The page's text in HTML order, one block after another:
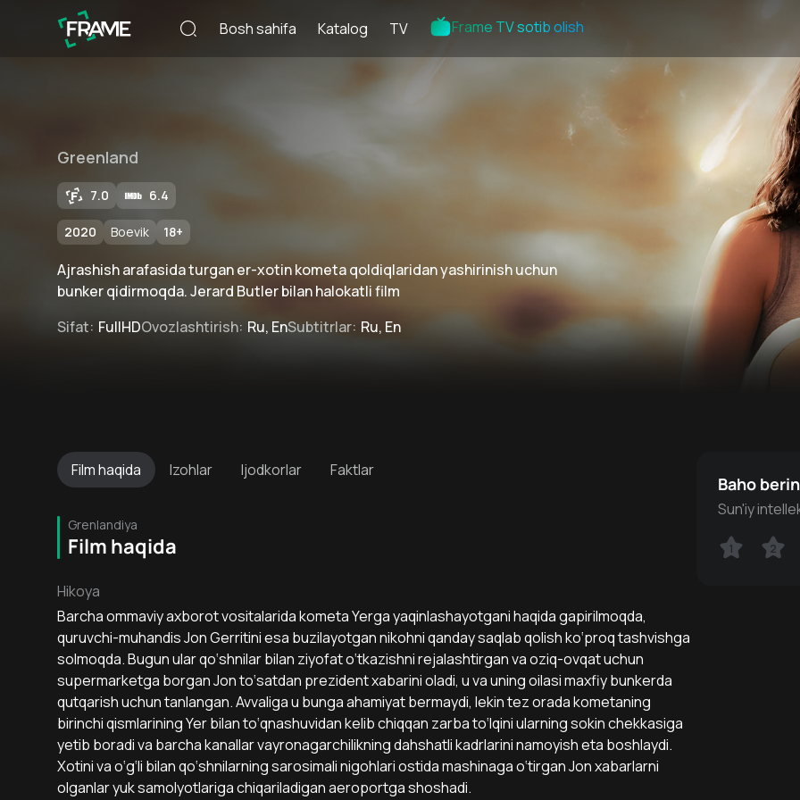
Bosh sahifa Katalog TV Frame TV sotib olish
Greenland
7.0 6.4
2020 Boevik 18+
Ajrashish arafasida turgan er-xotin kometa qoldiqlaridan yashirinish uchun
bunker qidirmoqda. Jerard Butler bilan halokatli film
Sifat: FullHDOvozlashtirish: Ru, EnSubtitrlar: Ru, En
Filmhaqida Izohlar Ijodkorlar Faktlar
Grenlandiya
Film haqida
Hikoya
Barcha ommaviy axborot vositalarida kometa Yerga yaqinlashayotgani haqida gapirilmoqda,
quruvchi-muhandis Jon Gerritini esa buzilayotgan nikohni qanday saqlab qolish ko‘proq tashvishga
solmoqda. Bugun ular qo‘shnilar bilan ziyofat o‘tkazishni rejalashtirgan va oziq-ovqat uchun
supermarketga borgan Jon to‘satdan prezident xabarini oladi, u va uning oilasi maxfiy bunkerda
qutqarish uchun tanlangan. Avvaliga u bunga ahamiyat bermaydi, lekin tez orada kometaning
birinchi qismlarining Yer bilan to‘qnashuvidan kelib chiqqan zarba to‘lqini ularning sokin chekkasiga
yetib boradi va barcha kanallar vayronagarchilikning dahshatli kadrlarini namoyish eta boshlaydi.
Xotini va o‘g‘li bilan qo‘shnilarning sarosimali nigohlari ostida mashinaga o‘tirgan Jon xabarlarni
olganlar yuk samolyotlariga chiqariladigan aeroportga shoshadi.
Baho
Sun'iy
1 2
1 2